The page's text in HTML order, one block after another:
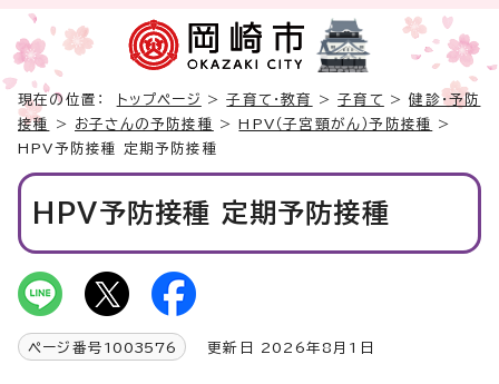
現在の位置： トップページ >子育て・教育 >子育て >健診・予防
接種
> お子さんの予防接種 > HPV（子宮頸がん）予防接種
>
HPV予防接種 定期予防接種
HPV予防接種 定期予防接種
ページ番号 1003576 更新日 2026年8月1日